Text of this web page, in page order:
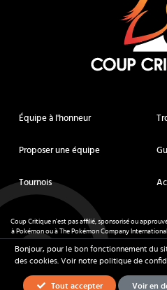
Équipe à l'honneur
Proposer une équipe
Tournois
Coup Critique n'est pas affilié, sponsorisé ou
à Pokémon ou à The Pokémon Company
des marques déposées et des marques
Mentions légales - CGU- Tous droits
Bonjour, pour le bon fonctionnement du
des cookies. Voir notre politique de
Tout accepter Voir en